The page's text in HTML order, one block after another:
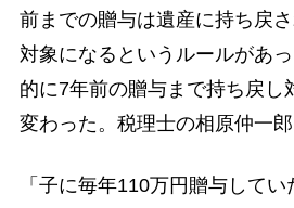
前までの贈与は遺産に持ち戻
対象になるというルールがあ
的に7年前の贈与まで持ち戻し
変わった。税理士の相原仲一郎
「子に毎年110万円贈与して